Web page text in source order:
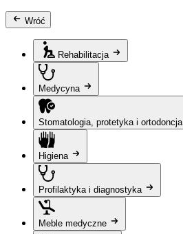
Wróć
Rehabilitacja
Medycyna
Stomatologia, protetyka i ortodoncja
Higiena
Profilaktyka i diagnostyka
Meble medyczne